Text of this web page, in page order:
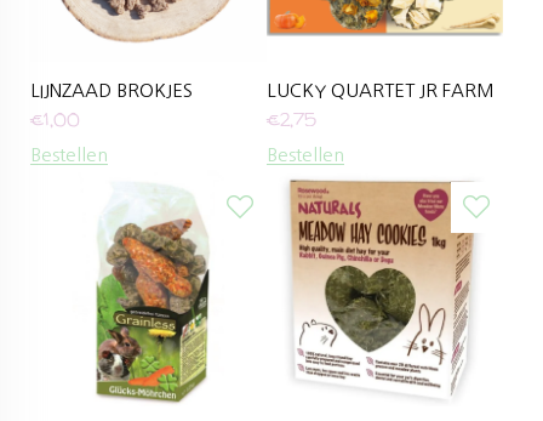
LIJNZAAD BROKJES
€1,00
Bestellen
LUCKY QUARTET JR FARM
€2,75
Bestellen